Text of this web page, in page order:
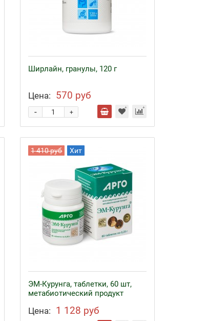
Ширлайн, гранулы, 120 г
Цена: 570 руб
+
-
1 410 руб Хит
ЭМ-Курунга, таблетки, 60 шт,
метабиотический продукт
Цена: 1 128 руб